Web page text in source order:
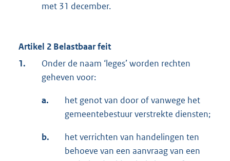
met 31 december.
Artikel 2 Belastbaar feit
1.
Onder de naam ‘leges’ worden rechten
geheven voor:
a.
het genot van door of vanwege het
gemeentebestuur verstrekte diensten;
b.
het verrichten van handelingen ten
behoeve van een aanvraag van een